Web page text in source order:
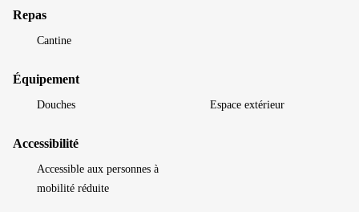
Repas
Cantine
Équipement
Douches Espace extérieur
Accessibilité
Accessible aux personnes à
mobilité réduite